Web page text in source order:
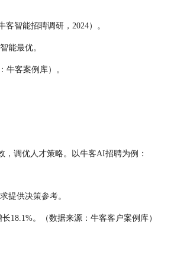
智能招聘调研，2024）。
能最优。
牛客案例库）。
调优人才策略。以牛客AI招聘为例：
提供决策参考。
18.1%。（数据来源：牛客客户案例库）